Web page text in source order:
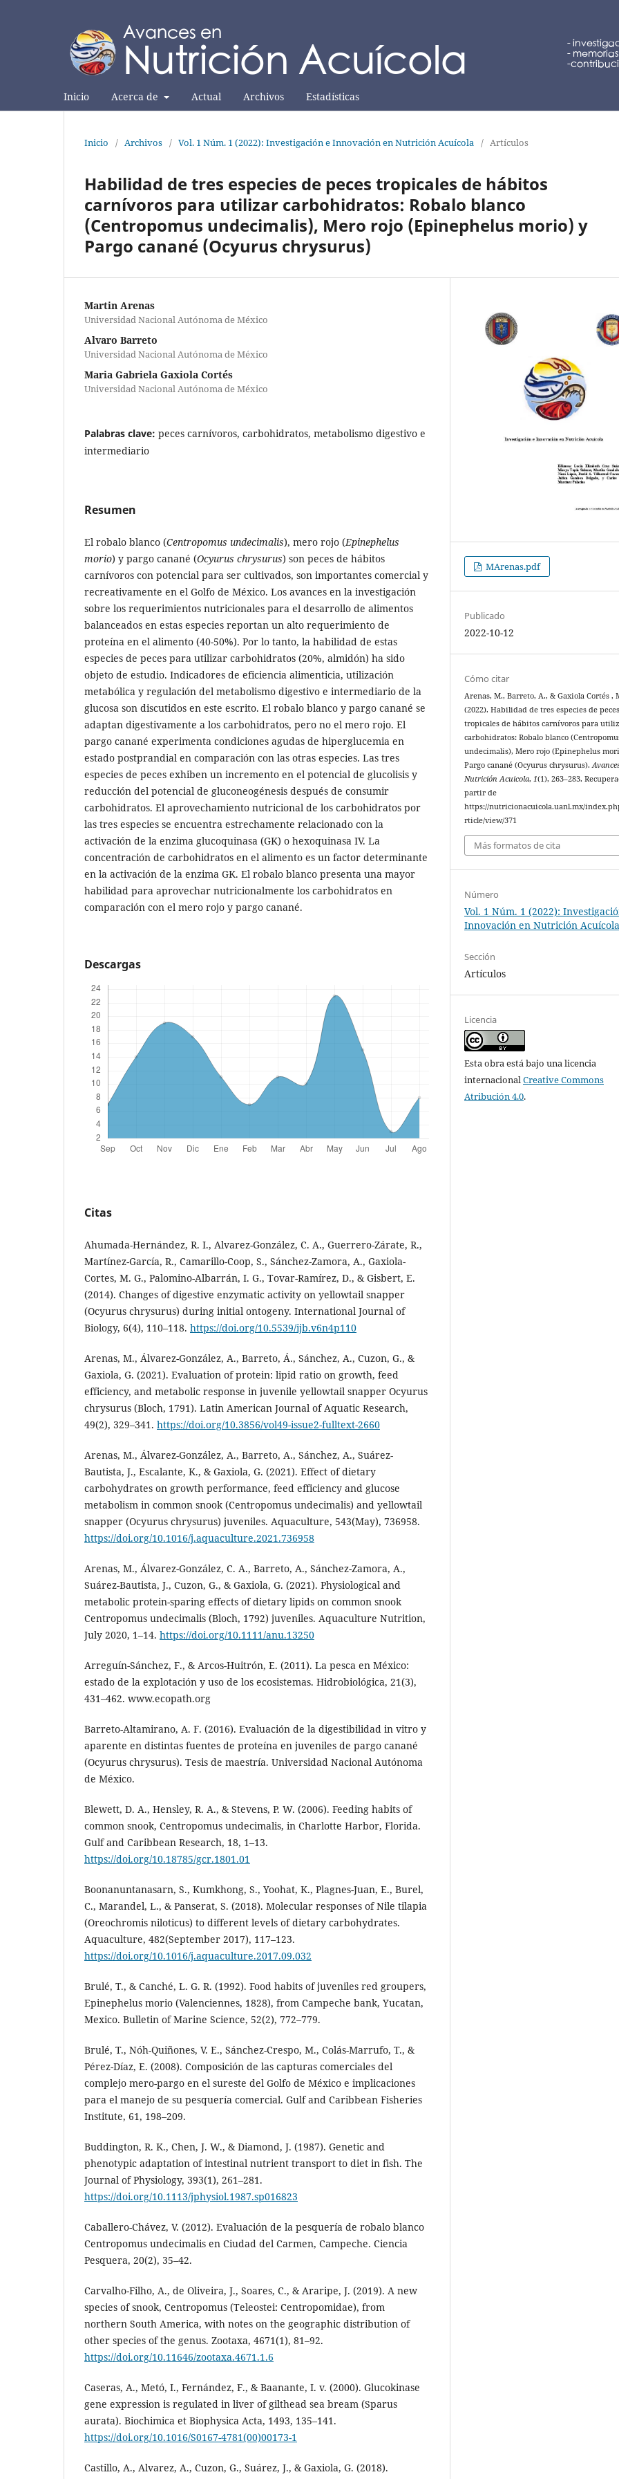
Inicio Acerca de Actual Archivos Estadísticas
Inicio / Archivos / Vol. 1 Núm. 1 (2022): Investigación e Innovación en Nutrición Acuícola / Artículos
Habilidad de tres especies de peces tropicales de hábitos
carnívoros para utilizar carbohidratos: Robalo blanco
(Centropomus undecimalis), Mero rojo (Epinephelus morio) y
Pargo canané (Ocyurus chrysurus)
Martin Arenas
Universidad Nacional Autónoma de México
Alvaro Barreto
Universidad Nacional Autónoma de México
Maria Gabriela Gaxiola Cortés
Universidad Nacional Autónoma de México
Palabras clave: peces carnívoros, carbohidratos, metabolismo digestivo e
intermediario
Resumen
El robalo blanco (Centropomus undecimalis), mero rojo (Epinephelus
morio) y pargo canané (Ocyurus chrysurus) son peces de hábitos
carnívoros con potencial para ser cultivados, son importantes comercial y
recreativamente en el Golfo de México. Los avances en la investigación
sobre los requerimientos nutricionales para el desarrollo de alimentos
balanceados en estas especies reportan un alto requerimiento de
proteína en el alimento (40-50%). Por lo tanto, la habilidad de estas
especies de peces para utilizar carbohidratos (20%, almidón) ha sido
objeto de estudio. Indicadores de eficiencia alimenticia, utilización
metabólica y regulación del metabolismo digestivo e intermediario de la
glucosa son discutidos en este escrito. El robalo blanco y pargo canané se
adaptan digestivamente a los carbohidratos, pero no el mero rojo. El
pargo canané experimenta condiciones agudas de hiperglucemia en
estado postprandial en comparación con las otras especies. Las tres
especies de peces exhiben un incremento en el potencial de glucolisis y
reducción del potencial de gluconeogénesis después de consumir
carbohidratos. El aprovechamiento nutricional de los carbohidratos por
las tres especies se encuentra estrechamente relacionado con la
activación de la enzima glucoquinasa (GK) o hexoquinasa IV. La
concentración de carbohidratos en el alimento es un factor determinante
en la activación de la enzima GK. El robalo blanco presenta una mayor
habilidad para aprovechar nutricionalmente los carbohidratos en
comparación con el mero rojo y pargo canané.
Descargas
Citas
Ahumada-Hernández, R. I., Alvarez-González, C. A., Guerrero-Zárate, R.,
Martínez-García, R., Camarillo-Coop, S., Sánchez-Zamora, A., Gaxiola-
Cortes, M. G., Palomino-Albarrán, I. G., Tovar-Ramírez, D., & Gisbert, E.
(2014). Changes of digestive enzymatic activity on yellowtail snapper
(Ocyurus chrysurus) during initial ontogeny. International Journal of
Biology, 6(4), 110–118. https://doi.org/10.5539/ijb.v6n4p110
Arenas, M., Álvarez-González, A., Barreto, Á., Sánchez, A., Cuzon, G., &
Gaxiola, G. (2021). Evaluation of protein: lipid ratio on growth, feed
efficiency, and metabolic response in juvenile yellowtail snapper Ocyurus
chrysurus (Bloch, 1791). Latin American Journal of Aquatic Research,
49(2), 329–341. https://doi.org/10.3856/vol49-issue2-fulltext-2660
Arenas, M., Álvarez-González, A., Barreto, A., Sánchez, A., Suárez-
Bautista, J., Escalante, K., & Gaxiola, G. (2021). Effect of dietary
carbohydrates on growth performance, feed efficiency and glucose
metabolism in common snook (Centropomus undecimalis) and yellowtail
snapper (Ocyurus chrysurus) juveniles. Aquaculture, 543(May), 736958.
https://doi.org/10.1016/j.aquaculture.2021.736958
Arenas, M., Álvarez-González, C. A., Barreto, A., Sánchez-Zamora, A.,
Suárez-Bautista, J., Cuzon, G., & Gaxiola, G. (2021). Physiological and
metabolic protein-sparing effects of dietary lipids on common snook
Centropomus undecimalis (Bloch, 1792) juveniles. Aquaculture Nutrition,
July 2020, 1–14. https://doi.org/10.1111/anu.13250
Arreguín-Sánchez, F., & Arcos-Huitrón, E. (2011). La pesca en México:
estado de la explotación y uso de los ecosistemas. Hidrobiológica, 21(3),
431–462. www.ecopath.org
Barreto-Altamirano, A. F. (2016). Evaluación de la digestibilidad in vitro y
aparente en distintas fuentes de proteína en juveniles de pargo canané
(Ocyurus chrysurus). Tesis de maestría. Universidad Nacional Autónoma
de México.
Blewett, D. A., Hensley, R. A., & Stevens, P. W. (2006). Feeding habits of
common snook, Centropomus undecimalis, in Charlotte Harbor, Florida.
Gulf and Caribbean Research, 18, 1–13.
https://doi.org/10.18785/gcr.1801.01
Boonanuntanasarn, S., Kumkhong, S., Yoohat, K., Plagnes-Juan, E., Burel,
C., Marandel, L., & Panserat, S. (2018). Molecular responses of Nile tilapia
(Oreochromis niloticus) to different levels of dietary carbohydrates.
Aquaculture, 482(September 2017), 117–123.
https://doi.org/10.1016/j.aquaculture.2017.09.032
Brulé, T., & Canché, L. G. R. (1992). Food habits of juveniles red groupers,
Epinephelus morio (Valenciennes, 1828), from Campeche bank, Yucatan,
Mexico. Bulletin of Marine Science, 52(2), 772–779.
Brulé, T., Nóh-Quiñones, V. E., Sánchez-Crespo, M., Colás-Marrufo, T., &
Pérez-Díaz, E. (2008). Composición de las capturas comerciales del
complejo mero-pargo en el sureste del Golfo de México e implicaciones
para el manejo de su pesquería comercial. Gulf and Caribbean Fisheries
Institute, 61, 198–209.
Buddington, R. K., Chen, J. W., & Diamond, J. (1987). Genetic and
phenotypic adaptation of intestinal nutrient transport to diet in fish. The
Journal of Physiology, 393(1), 261–281.
https://doi.org/10.1113/jphysiol.1987.sp016823
Caballero-Chávez, V. (2012). Evaluación de la pesquería de robalo blanco
Centropomus undecimalis en Ciudad del Carmen, Campeche. Ciencia
Pesquera, 20(2), 35–42.
Carvalho-Filho, A., de Oliveira, J., Soares, C., & Araripe, J. (2019). A new
species of snook, Centropomus (Teleostei: Centropomidae), from
northern South America, with notes on the geographic distribution of
other species of the genus. Zootaxa, 4671(1), 81–92.
https://doi.org/10.11646/zootaxa.4671.1.6
Caseras, A., Metó, I., Fernández, F., & Baanante, I. v. (2000). Glucokinase
gene expression is regulated in liver of gilthead sea bream (Sparus
aurata). Biochimica et Biophysica Acta, 1493, 135–141.
https://doi.org/10.1016/S0167-4781(00)00173-1
Castillo, A., Alvarez, A., Cuzon, G., Suárez, J., & Gaxiola, G. (2018).
MArenas.pdf
Publicado
2022-10-12
Cómo citar
Arenas, M., Barreto, A., & Gaxiola Cortés ,
(2022). Habilidad de tres especies de peces
tropicales de hábitos carnívoros para
carbohidratos: Robalo blanco
undecimalis), Mero rojo (Epinephelus
Pargo canané (Ocyurus chrysurus).
Nutrición Acuicola,1(1), 263–283.
partir de
https://nutricionacuicola.uanl.mx/
rticle/view/371
Más formatos de cita
Número
Vol. 1 Núm. 1 (2022):
Innovación en Nutrición Acuícola
Sección
Artículos
Licencia
Esta obra está bajo una licencia
internacionalCreative Commons
Atribución 4.0.